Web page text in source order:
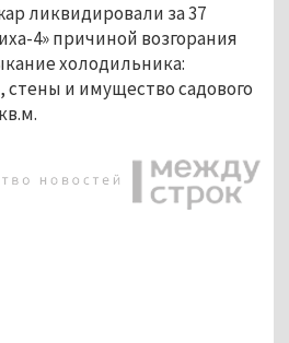
ликвидировали за 37
4» причиной возгорания
холодильника:
и имущество садового